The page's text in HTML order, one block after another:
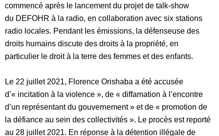
commencé après le lancement du projet de talk-show
du DEFOHR à la radio, en collaboration avec six stations
radio locales. Pendant les émissions, la défenseuse des
droits humains discute des droits à la propriété, en
particulier le droit à la terre des femmes et des enfants.
Le 22 juillet 2021, Florence Orishaba a été accusée
d’« incitation à la violence », de « diffamation à l’encontre
d’un représentant du gouvernement » et de « promotion de
la défiance au sein des collectivités ». Le procès est reporté
au 28 juillet 2021. En réponse à la détention illégale de